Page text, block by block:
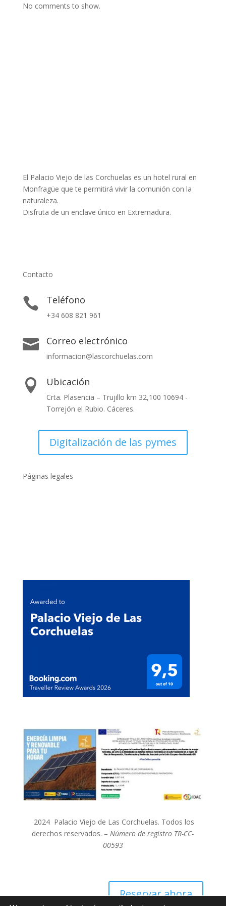
No comments to show.
El Palacio Viejo de las Corchuelas es un hotel rural en
Monfragüe que te permitirá vivir la comunión con la
naturaleza.
Disfruta de un enclave único en Extremadura.
Contacto
 Teléfono
+34 608 821 961
 Correo electrónico
informacion@lascorchuelas.com
 Ubicación
Crta. Plasencia – Trujillo km 32,100 10694 -
Torrejón el Rubio. Cáceres.
Digitalización de las pymes
Páginas legales
2024 Palacio Viejo de Las Corchuelas. Todos los
derechos reservados. – Número de registro TR-CC-
00593
Reservar ahora